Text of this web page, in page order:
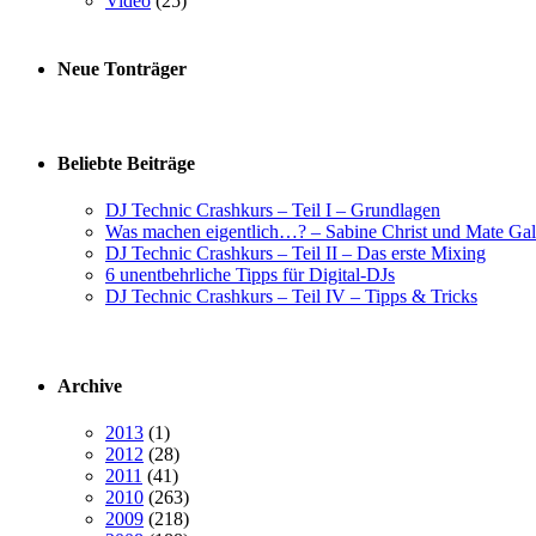
Neue Tonträger
Beliebte Beiträge
DJ Technic Crashkurs – Teil I – Grundlagen
Was machen eigentlich…? – Sabine Christ und Mate
DJ Technic Crashkurs – Teil II – Das erste Mixing
6 unentbehrliche Tipps für Digital-DJs
DJ Technic Crashkurs – Teil IV – Tipps & Tricks
Archive
2013 (1)
2012 (28)
2011 (41)
2010 (263)
2009 (218)